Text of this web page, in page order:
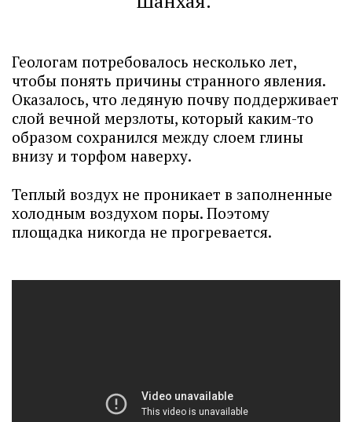
Геологам потребовалось несколько лет,
чтобы понять причины странного явления.
Оказалось, что ледяную почву поддерживает
слой вечной мерзлоты, который каким-то
образом сохранился между слоем глины
внизу и торфом наверху.
Теплый воздух не проникает в заполненные
холодным воздухом поры. Поэтому
площадка никогда не прогревается.